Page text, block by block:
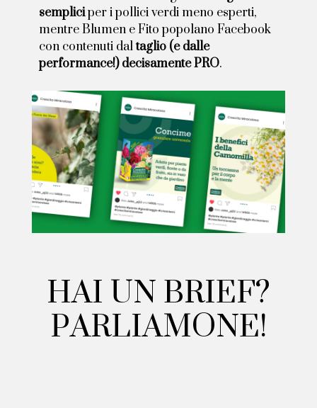
sempliciper i pollici verdi meno esperti,
mentre Blumen e Fito popolano Facebook
con contenuti daltaglio (e dalle
performance!) decisamente PRO.
HAI UN BRIEF?
PARLIAMONE!